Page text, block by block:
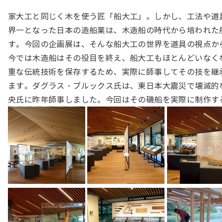
家大工と同じく木を使う匠「船大工」。しかし、工法や
界一となった日本の造船業は、木造船の時代から培われ
す。今回の企画展は、そんな船大工の世界を道具の視点
今では木造船はその役目を終え、船大工もほとんどいな
重な伝統技術を保存するため、実際に師事してその技を
ます。ダグラス・ブルックス氏は、東日本大震災で壊滅
央氏に昨年師事しました。今回はその磯船を実際に制作